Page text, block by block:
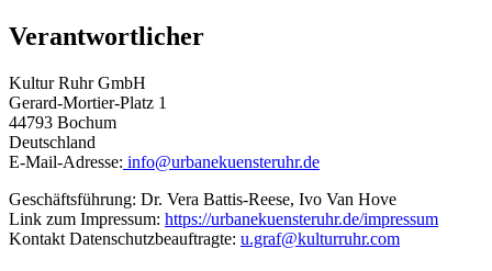
Verantwortlicher
Kultur Ruhr GmbH
Gerard-Mortier-Platz 1
44793 Bochum
Deutschland
E-Mail-Adresse: info@urbanekuensteruhr.de
Geschäftsführung: Dr. Vera Battis-Reese, Ivo Van Hove
Link zum Impressum: https://urbanekuensteruhr.de/impressum
Kontakt Datenschutzbeauftragte: u.graf@kulturruhr.com